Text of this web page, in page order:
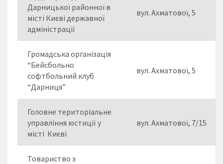
Дарницької районної в
місті Києві державної
адміністрації
вул. Ахматової, 5
Громадська організація
“Бейсбольно
софтбольний клуб
“Дарниця”
вул. Ахматової, 5
Головне територіальне
управління юстиції у
місті Києві
вул. Ахматової, 7/15
Товариство з